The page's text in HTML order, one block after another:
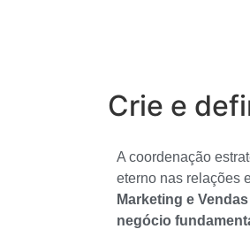
Crie e
A coordenação
eterno nas relações
Marketing e
negócio